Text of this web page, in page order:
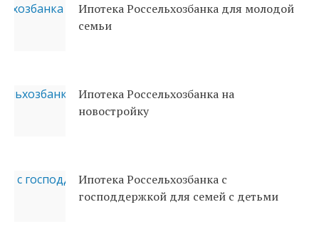
Ипотека Россельхозбанка для молодой
семьи
Ипотека Россельхозбанка на
новостройку
Ипотека Россельхозбанка с
господдержкой для семей с детьми